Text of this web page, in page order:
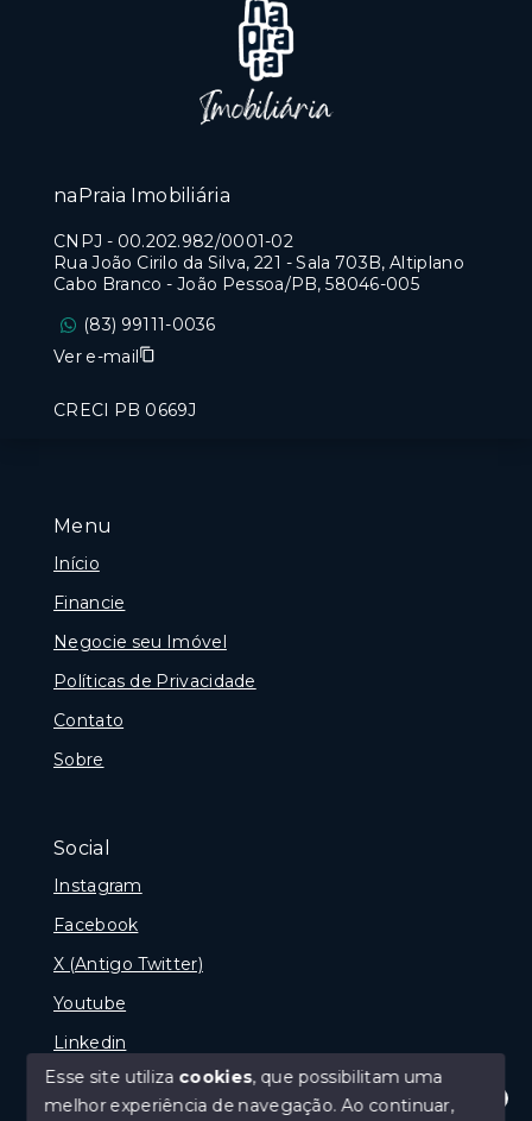
Menu
Início
Financie
Negocie seu Imóvel
Políticas de Privacidade
Contato
Sobre
Social
Instagram
Facebook
X (Antigo Twitter)
Youtube
Linkedin
naPraia Imobiliária
CNPJ - 00.202.982/0001-02
Rua João Cirilo da Silva, 221 - Sala 703B, Altiplano
Cabo Branco - João Pessoa/PB, 58046-005
(83) 99111-0036
Ver e-mail
CRECI PB 0669J
Esse site utiliza cookies, que possibilitam uma
melhor experiência de navegação.Ao continuar,